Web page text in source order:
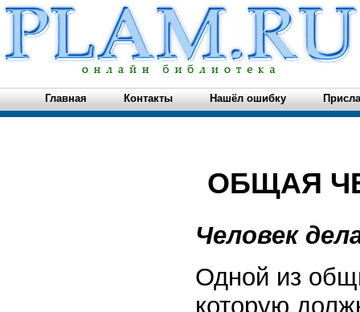
Главная Контакты Нашёл ошибку
ОБЩАЯ
Человек
Одной из
которую